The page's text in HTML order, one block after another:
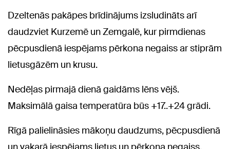
Dzeltenās pakāpes brīdinājums izsludināts arī
daudzviet Kurzemē un Zemgalē, kur pirmdienas
pēcpusdienā iespējams pērkona negaiss ar stiprām
lietusgāzēm un krusu.
Nedēļas pirmajā dienā gaidāms lēns vējš.
Maksimālā gaisa temperatūra būs +17..+24 grādi.
Rīgā palielināsies mākoņu daudzums, pēcpusdienā